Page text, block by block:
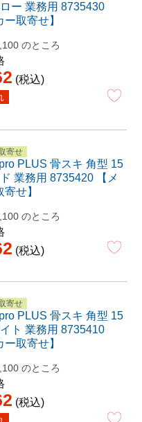
ー 業務用 8735430
ー取寄せ】
のところ
税込
寄せ
PLUS 骨スキ 角型 15
業務用 8735420 【メ
せ】
のところ
税込
寄せ
PLUS 骨スキ 角型 15
ト 業務用 8735410
ー取寄せ】
のところ
税込